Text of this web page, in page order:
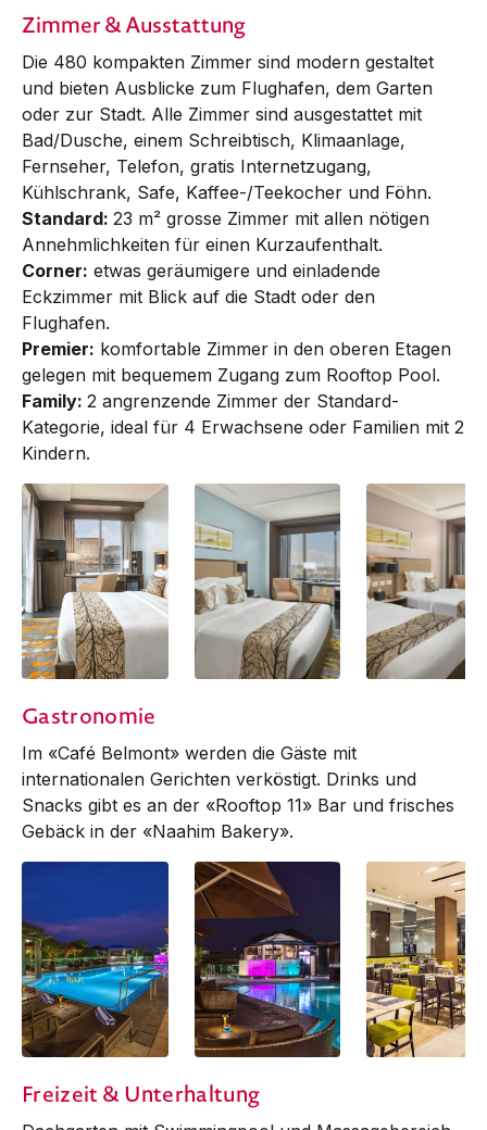
Zimmer & Ausstattung
Die 480 kompakten Zimmer sind modern gestaltet
und bieten Ausblicke zum Flughafen, dem Garten
oder zur Stadt. Alle Zimmer sind ausgestattet mit
Bad/Dusche, einem Schreibtisch, Klima­an­lage,
Fernseher, Telefon, gratis Internet­zu­gang,
Kühlschrank, Safe, Kaffee-/Teekocher und Föhn.
Standard: 23 m² grosse Zimmer mit allen nötigen
Annehmlichkeiten für einen Kurz­aufenthalt.
Corner: etwas geräumigere und einladende
Eckzimmer mit Blick auf die Stadt oder den
Flughafen.
Premier: komfortable Zimmer in den oberen Etagen
gelegen mit bequemem Zugang zum Rooftop Pool.
Family: 2 angrenzende Zimmer der Standard-
Kategorie, ideal für 4 Erwachsene oder Familien mit 2
Kindern.
Gastronomie
Im «Café Belmont» werden die Gäste mit
internationalen Gerichten verköstigt. Drinks und
Snacks gibt es an der «Rooftop 11» Bar und frisches
Gebäck in der «Naahim Bakery».
Bar at Night
& Bar at Night
Freizeit & Unterhaltung